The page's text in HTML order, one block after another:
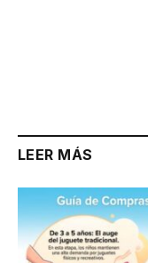
LEER MÁS